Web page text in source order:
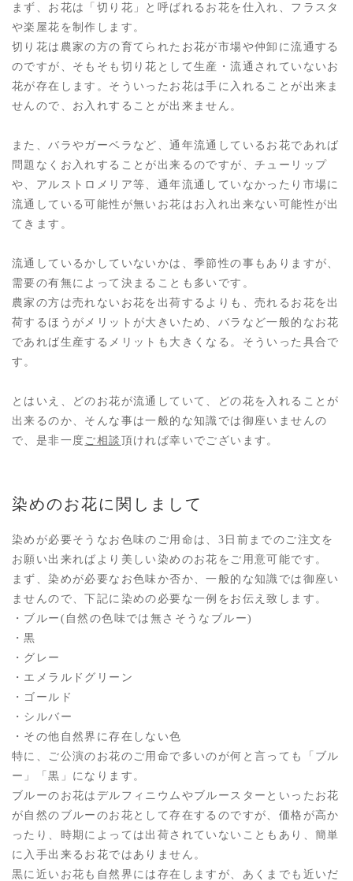
まず、お花は「切り花」と呼ばれるお花を仕入れ、フラスタ
や楽屋花を制作します。
切り花は農家の方の育てられたお花が市場や仲卸に流通する
のですが、そもそも切り花として生産・流通されていないお
花が存在します。そういったお花は手に入れることが出来ま
せんので、お入れすることが出来ません。
また、バラやガーベラなど、通年流通しているお花であれば
問題なくお入れすることが出来るのですが、チューリップ
や、アルストロメリア等、通年流通していなかったり市場に
流通している可能性が無いお花はお入れ出来ない可能性が出
てきます。
流通しているかしていないかは、季節性の事もありますが、
需要の有無によって決まることも多いです。
農家の方は売れないお花を出荷するよりも、売れるお花を出
荷するほうがメリットが大きいため、バラなど一般的なお花
であれば生産するメリットも大きくなる。そういった具合で
す。
とはいえ、どのお花が流通していて、どの花を入れることが
出来るのか、そんな事は一般的な知識では御座いませんの
で、是非一度 ご相談 頂ければ幸いでございます。
染めのお花に関しまして
染めが必要そうなお色味のご用命は、3日前までのご注文を
お願い出来ればより美しい染めのお花をご用意可能です。
まず、染めが必要なお色味か否か、一般的な知識では御座い
ませんので、下記に染めの必要な一例をお伝え致します。
・ブルー(自然の色味では無さそうなブルー)
・黒
・グレー
・エメラルドグリーン
・ゴールド
・シルバー
・その他自然界に存在しない色
特に、ご公演のお花のご用命で多いのが何と言っても「ブル
ー」「黒」になります。
ブルーのお花はデルフィニウムやブルースターといったお花
が自然のブルーのお花として存在するのですが、価格が高か
ったり、時期によっては出荷されていないこともあり、簡単
に入手出来るお花ではありません。
黒に近いお花も自然界には存在しますが、あくまでも近いだ